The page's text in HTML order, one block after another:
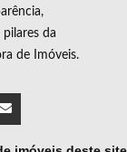
da
de Imóveis.